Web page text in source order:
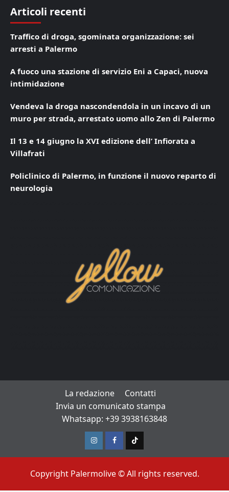
Articoli recenti
Traffico di droga, sgominata organizzazione: sei
arresti a Palermo
A fuoco una stazione di servizio Eni a Capaci, nuova
intimidazione
Vendeva la droga nascondendola in un incavo di un
muro per strada, arrestato uomo allo Zen di Palermo
Il 13 e 14 giugno la XVI edizione dell’ Infiorata a
Villafrati
Policlinico di Palermo, in funzione il nuovo reparto di
neurologia
La redazione
Contatti
Invia un comunicato stampa
Whatsapp: +39 3938163848
InstagramFacebook
TikTok
Copyright Palermolive © All rights reserved.